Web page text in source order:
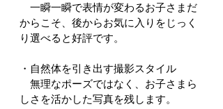
一瞬一瞬で表情が変わるお子さまだ
からこそ、後からお気に入りをじっく
り選べると好評です。
・自然体を引き出す撮影スタイル
無理なポーズではなく、お子さまら
しさを活かした写真を残します。